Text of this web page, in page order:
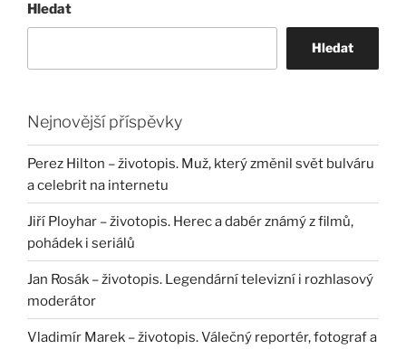
Hledat
Hledat
Nejnovější příspěvky
Perez Hilton – životopis. Muž, který změnil svět bulváru
a celebrit na internetu
Jiří Ployhar – životopis. Herec a dabér známý z filmů,
pohádek i seriálů
Jan Rosák – životopis. Legendární televizní i rozhlasový
moderátor
Vladimír Marek – životopis. Válečný reportér, fotograf a